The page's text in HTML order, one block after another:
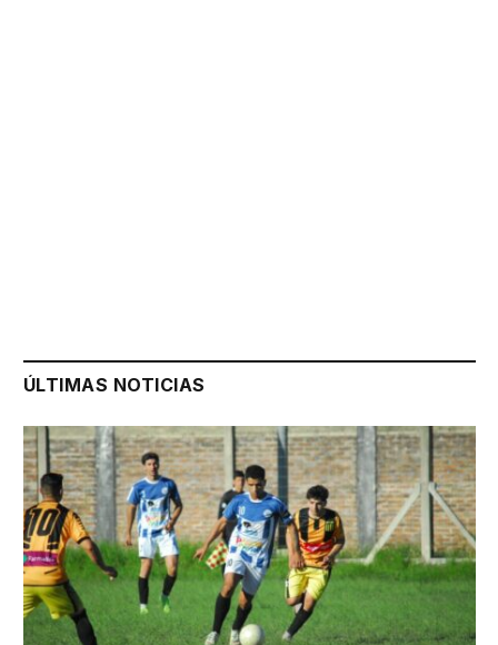
ÚLTIMAS NOTICIAS